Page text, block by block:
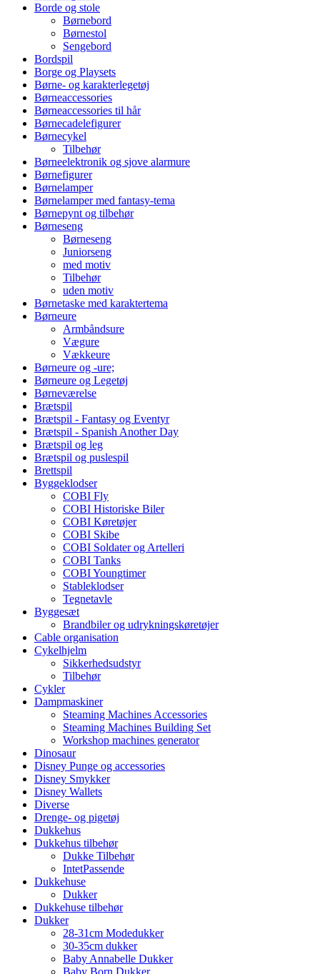
Borde og stole
Børnebord
Børnestol
Sengebord
Bordspil
Borge og Playsets
Børne- og karakterlegetøj
Børneaccessories
Børneaccessories til hår
Børnecadelefigurer
Børnecykel
Tilbehør
Børneelektronik og sjove alarmure
Børnefigurer
Børnelamper
Børnelamper med fantasy-tema
Børnepynt og tilbehør
Børneseng
Børneseng
Juniorseng
med motiv
Tilbehør
uden motiv
Børnetaske med karaktertema
Børneure
Armbåndsure
Vægure
Vækkeure
Børneure og -ure;
Børneure og Legetøj
Børneværelse
Brætspil
Brætspil - Fantasy og Eventyr
Brætspil - Spanish Another Day
Brætspil og leg
Brætspil og puslespil
Brettspil
Byggeklodser
COBI Fly
COBI Historiske Biler
COBI Køretøjer
COBI Skibe
COBI Soldater og Artelleri
COBI Tanks
COBI Youngtimer
Stableklodser
Tegnetavle
Byggesæt
Brandbiler og udrykningskøretøjer
Cable organisation
Cykelhjelm
Sikkerhedsudstyr
Tilbehør
Cykler
Dampmaskiner
Steaming Machines Accessories
Steaming Machines Building Set
Workshop machines generator
Dinosaur
Disney Punge og accessories
Disney Smykker
Disney Wallets
Diverse
Drenge- og pigetøj
Dukkehus
Dukkehus tilbehør
Dukke Tilbehør
IntetPassende
Dukkehuse
Dukker
Dukkehuse tilbehør
Dukker
28-31cm Modedukker
30-35cm dukker
Baby Annabelle Dukker
Baby Born Dukker